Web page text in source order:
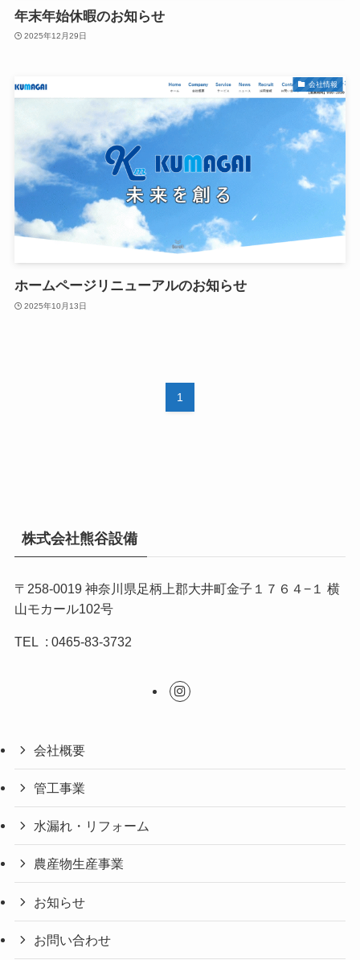
年末年始休暇のお知らせ
2025年12月29日
会社情報
ホームページリニューアルのお知らせ
2025年10月13日
1
株式会社熊谷設備
〒258-0019 神奈川県足柄上郡大井町金子１７６４−１ 横
山モカール102号
TEL : 0465-83-3732
会社概要
管工事業
水漏れ・リフォーム
農産物生産事業
お知らせ
お問い合わせ